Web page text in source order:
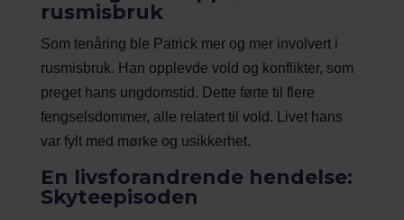
rusmisbruk
Som tenåring ble Patrick mer og mer involvert i
rusmisbruk. Han opplevde vold og konflikter, som
preget hans ungdomstid. Dette førte til flere
fengselsdommer, alle relatert til vold. Livet hans
var fylt med mørke og usikkerhet.
En livsforandrende hendelse:
Skyteepisoden